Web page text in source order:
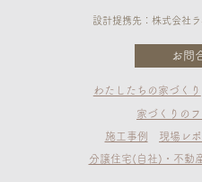
設計提携先：株式会社
お問
わたしたちの家づくり
家づくりの
施工事例 現場レ
分譲住宅(自社)・不動